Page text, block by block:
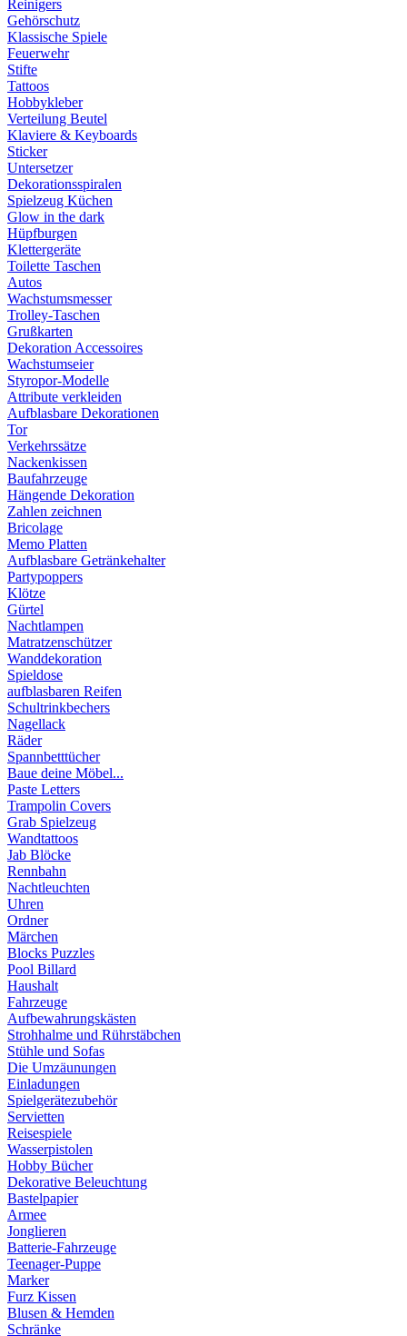
Reinigers
Gehörschutz
Klassische Spiele
Feuerwehr
Stifte
Tattoos
Hobbykleber
Verteilung Beutel
Klaviere & Keyboards
Sticker
Untersetzer
Dekorationsspiralen
Spielzeug Küchen
Glow in the dark
Hüpfburgen
Klettergeräte
Toilette Taschen
Autos
Wachstumsmesser
Trolley-Taschen
Grußkarten
Dekoration Accessoires
Wachstumseier
Styropor-Modelle
Attribute verkleiden
Aufblasbare Dekorationen
Tor
Verkehrssätze
Nackenkissen
Baufahrzeuge
Hängende Dekoration
Zahlen zeichnen
Bricolage
Memo Platten
Aufblasbare Getränkehalter
Partypoppers
Klötze
Gürtel
Nachtlampen
Matratzenschützer
Wanddekoration
Spieldose
aufblasbaren Reifen
Schultrinkbechers
Nagellack
Räder
Spannbetttücher
Baue deine Möbel...
Paste Letters
Trampolin Covers
Grab Spielzeug
Wandtattoos
Jab Blöcke
Rennbahn
Nachtleuchten
Uhren
Ordner
Märchen
Blocks Puzzles
Pool Billard
Haushalt
Fahrzeuge
Aufbewahrungskästen
Strohhalme und Rührstäbchen
Stühle und Sofas
Die Umzäunungen
Einladungen
Spielgerätezubehör
Servietten
Reisespiele
Wasserpistolen
Hobby Bücher
Dekorative Beleuchtung
Bastelpapier
Armee
Jonglieren
Batterie-Fahrzeuge
Teenager-Puppe
Marker
Furz Kissen
Blusen & Hemden
Schränke